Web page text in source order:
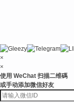
×
×
使用 WeChat 扫描二维碼
或手动添加微信好友